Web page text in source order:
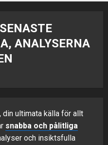
ANALYSERNA
, din ultimata källa för allt
snabba och pålitliga
och insiktsfulla